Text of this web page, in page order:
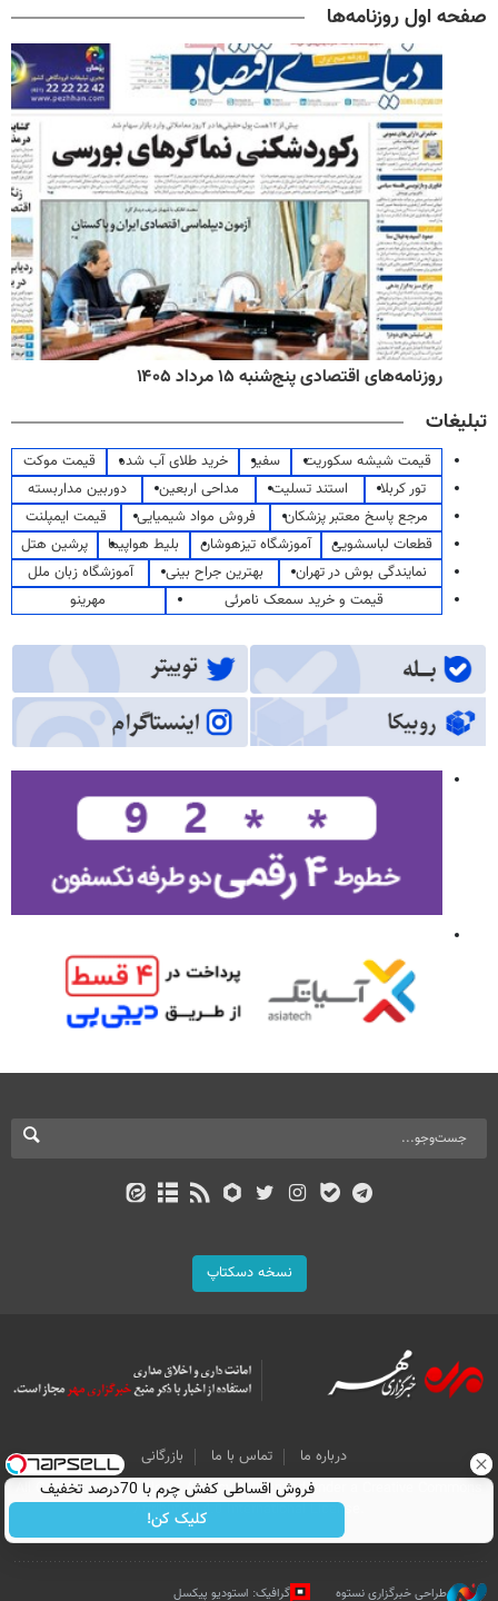
صفحه اول روزنامه‌ها
روزنامه‌های اقتصادی پنج‌شنبه ۱۵ مرداد ۱۴۰۵
تبلیغات
قیمت شیشه سکوریت سفیر خرید طلای آب شده
قیمت موکت
تور کربلا
استند تسلیت مداحی اربعین
دوربین مداربسته
مرجع پاسخ معتبر پزشکان
فروش مواد شیمیایی
قیمت ایمپلنت
قطعات لباسشویی
آموزشگاه تیزهوشان بلیط هواپیما
پرشین هتل
نمایندگی بوش در تهران
بهترین جراح بینی
آموزشگاه زبان ملل
قیمت و خرید سمعک نامرئی
مهرینو
نسخه دسکتاپ
درباره ما تماس با ما
بازرگانی
All Content by Mehr News Agency is licensed under a Creative Commons
Attribution 4.0 International License.
طراحی خبرگزاری نستوه گرافیک: استودیو پیکسل
فروش اقساطی کفش چرم با 70درصد تخفیف
کلیک کن!